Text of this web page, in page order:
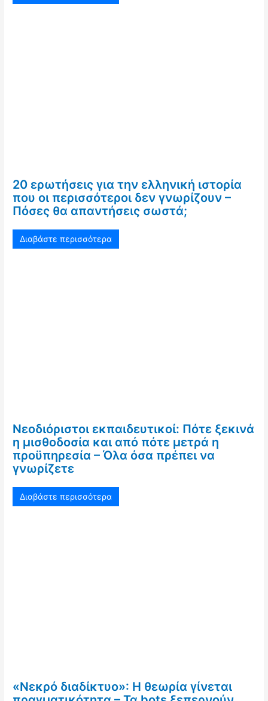
20 ερωτήσεις για την ελληνική ιστορία
που οι περισσότεροι δεν γνωρίζουν –
Πόσες θα απαντήσεις σωστά;
Διαβάστε περισσότερα
Νεοδιόριστοι εκπαιδευτικοί: Πότε ξεκινά
η μισθοδοσία και από πότε μετρά η
προϋπηρεσία – Όλα όσα πρέπει να
γνωρίζετε
Διαβάστε περισσότερα
«Νεκρό διαδίκτυο»: Η θεωρία γίνεται